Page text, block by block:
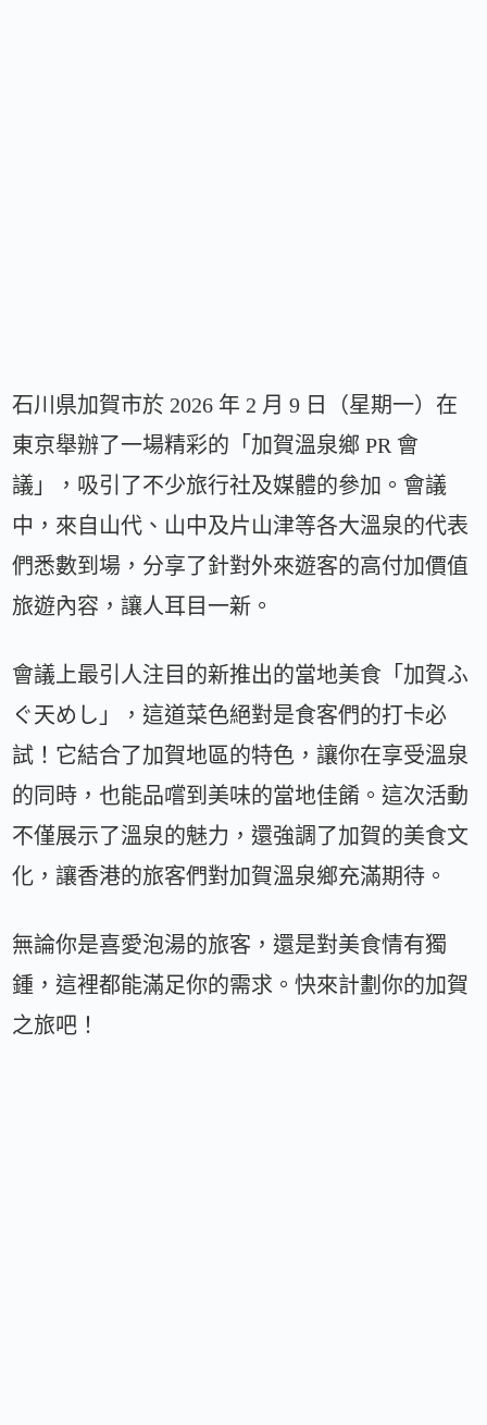
石川県加賀市於 2026 年 2 月 9 日（星期一）在
東京舉辦了一場精彩的「加賀溫泉鄉 PR 會
議」，吸引了不少旅行社及媒體的參加。會議
中，來自山代、山中及片山津等各大溫泉的代表
們悉數到場，分享了針對外來遊客的高付加價值
旅遊內容，讓人耳目一新。
會議上最引人注目的新推出的當地美食「加賀ふ
ぐ天めし」，這道菜色絕對是食客們的打卡必
試！它結合了加賀地區的特色，讓你在享受溫泉
的同時，也能品嚐到美味的當地佳餚。這次活動
不僅展示了溫泉的魅力，還強調了加賀的美食文
化，讓香港的旅客們對加賀溫泉鄉充滿期待。
無論你是喜愛泡湯的旅客，還是對美食情有獨
鍾，這裡都能滿足你的需求。快來計劃你的加賀
之旅吧！